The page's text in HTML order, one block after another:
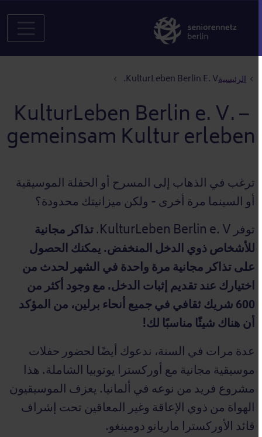
الرئيسيةKulturLeben Berlin E. V.
KulturLeben Berlin e. V. –
gemeinsam Kultur erleben
ترغب في الذهاب إلى المسرح أو الحفلة الموسيقية
أو السينما مرة أخرى - ولكن ميزانيتك محدودة؟
توفر KulturLeben Berlin e. V.
تذاكر مجانية
للأشخاص ذوي الدخل المنخفض. يمكنك الحصول
على تذاكر مجانيةمرة واحدة في الشهرلحدث من
اختيارك عند تقديم إثبات الدخل. مع وجود أكثر من
600 شريك ثقافي في جميع أنحاء برلين
، من المؤكد
أن هناك شيئًا مناسبًا لك!
عدة مرات في السنة، ندعوك أيضًا لحضور حفلات
موسيقية مجانية مع أوركسترا يوتوبيا الشاملة. هذا
مشروع فريد من نوعه في ألمانيا. يعزف الموسيقيون
الهواة من ذوي الإعاقة وغير المعاقين تحت إشراف
قائد الأوركسترا ماريانو دومينغو.